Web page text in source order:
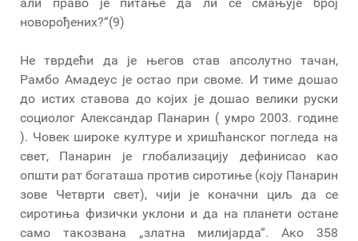
новорођених?“(9)
Не тврдећи да је његов став апсолутно тачан,
Рамбо Амадеус је остао при своме. И тиме дошао
до истих ставова до којих је дошао велики руски
социолог Александар Панарин ( умро 2003. године
). Човек широке културе и хришћанског погледа на
свет, Панарин је глобализацију дефинисао као
општи рат богаташа против сиротиње (коју Панарин
зове Четврти свет), чији је коначни циљ да се
сиротиња физички уклони и да на планети остане
само такозвана „златна милијарда“. Ако 358